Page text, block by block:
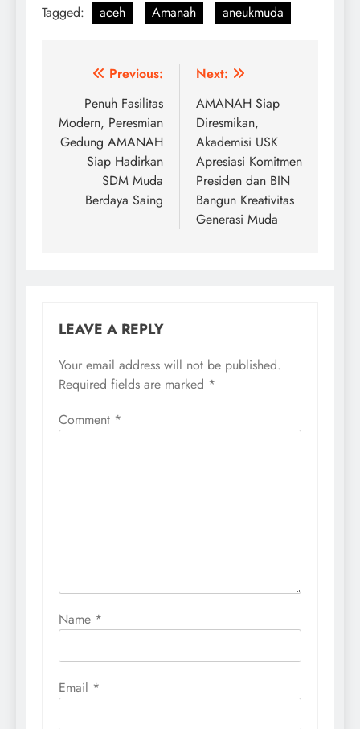
Tagged: aceh Amanah aneukmuda
Post
navigation
Previous:
Penuh Fasilitas
Modern, Peresmian
Gedung AMANAH
Siap Hadirkan
SDM Muda
Berdaya Saing
Next:
AMANAH Siap
Diresmikan,
Akademisi USK
Apresiasi Komitmen
Presiden dan BIN
Bangun Kreativitas
Generasi Muda
LEAVE A REPLY
Your email address will not be published.
Required fields are marked *
Comment *
Name *
Email *